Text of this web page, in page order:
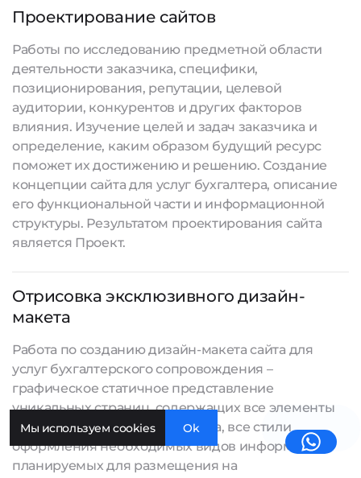
Проектирование сайтов
Работы по исследованию предметной области
деятельности заказчика, специфики,
позиционирования, репутации, целевой
аудитории, конкурентов и других факторов
влияния. Изучение целей и задач заказчика и
определение, каким образом будущий ресурс
поможет их достижению и решению. Создание
концепции сайта для услуг бухгалтера, описание
его функциональной части и информационной
структуры. Результатом проектирования сайта
является Проект.
Отрисовка эксклюзивного дизайн-
макета
Работа по созданию дизайн-макета сайта для
услуг бухгалтерского сопровождения –
графическое статичное представление
уникальных страниц, содержащих все элементы
пользовательского интерфейса, все стили
оформления необходимых видов информации,
планируемых для размещения на
Мы используем cookies Ok